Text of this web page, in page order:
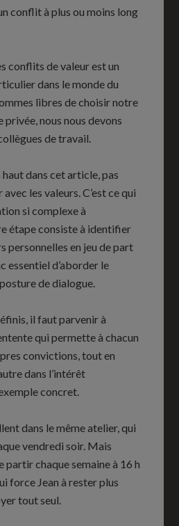
conflit à plus ou moins long
conflits de valeur est un
dans le monde du
libres de choisir notre
privée, nous nous devons
de travail.
haut dans cet article, pas
les valeurs. C’est ce qui
si complexe à
étape consiste à identifier
personnelles en jeu de part
essentiel d’aborder le
de dialogue.
il faut parvenir à
qui permette à chacun
convictions, tout en
dans l’intérêt
concret.
dans le même atelier, qui
vendredi soir. Mais
partir chaque semaine à 16 h
force Jean à rester plus
tout seul.